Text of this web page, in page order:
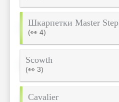
Шкарпетки Master Step
(👀 4)
Scowth
(👀 3)
Cavalier